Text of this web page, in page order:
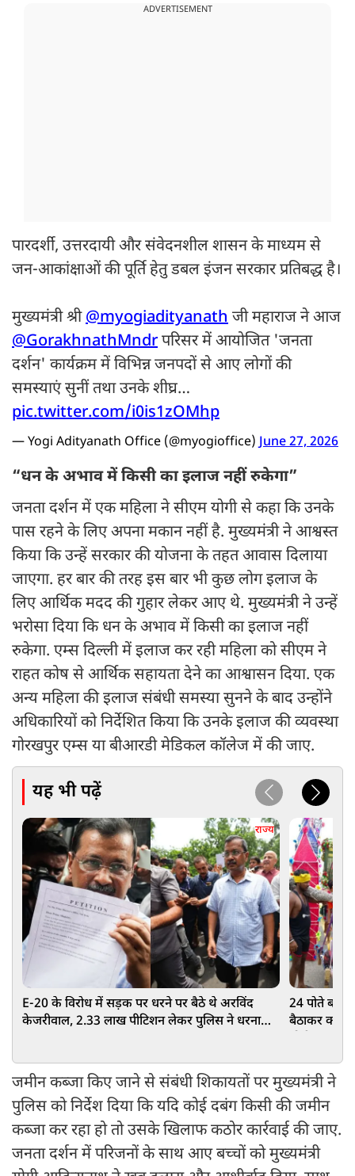
ADVERTISEMENT
पारदर्शी, उत्तरदायी और संवेदनशील शासन के माध्यम से
जन-आकांक्षाओं की पूर्ति हेतु डबल इंजन सरकार प्रतिबद्ध है।
मुख्यमंत्री श्री@myogiadityanathजी महाराज ने आज
@GorakhnathMndrपरिसर में आयोजित 'जनता
दर्शन' कार्यक्रम में विभिन्न जनपदों से आए लोगों की
समस्याएं सुनीं तथा उनके शीघ्र…
pic.twitter.com/i0is1zOMhp
— Yogi Adityanath Office (@myogioffice)June 27, 2026
“धन के अभाव में किसी का इलाज नहीं रुकेगा”
जनता दर्शन में एक महिला ने सीएम योगी से कहा कि उनके
पास रहने के लिए अपना मकान नहीं है. मुख्यमंत्री ने आश्वस्त
किया कि उन्हें सरकार की योजना के तहत आवास दिलाया
जाएगा. हर बार की तरह इस बार भी कुछ लोग इलाज के
लिए आर्थिक मदद की गुहार लेकर आए थे. मुख्यमंत्री ने उन्हें
भरोसा दिया कि धन के अभाव में किसी का इलाज नहीं
रुकेगा. एम्स दिल्ली में इलाज कर रही महिला को सीएम ने
राहत कोष से आर्थिक सहायता देने का आश्वासन दिया. एक
अन्य महिला की इलाज संबंधी समस्या सुनने के बाद उन्होंने
अधिकारियों को निर्देशित किया कि उनके इलाज की व्यवस्था
गोरखपुर एम्स या बीआरडी मेडिकल कॉलेज में की जाए.
यह भी पढ़ें
राज्य
E-20 के विरोध में सड़क पर धरने पर बैठे थे अरविंद
केजरीवाल, 2.33 लाख पीटिशन लेकर पुलिस ने धरना
24 पोते बने
बैठाकर कराई
जमीन कब्जा किए जाने से संबंधी शिकायतों पर मुख्यमंत्री ने
पुलिस को निर्देश दिया कि यदि कोई दबंग किसी की जमीन
कब्जा कर रहा हो तो उसके खिलाफ कठोर कार्रवाई की जाए.
जनता दर्शन में परिजनों के साथ आए बच्चों को मुख्यमंत्री